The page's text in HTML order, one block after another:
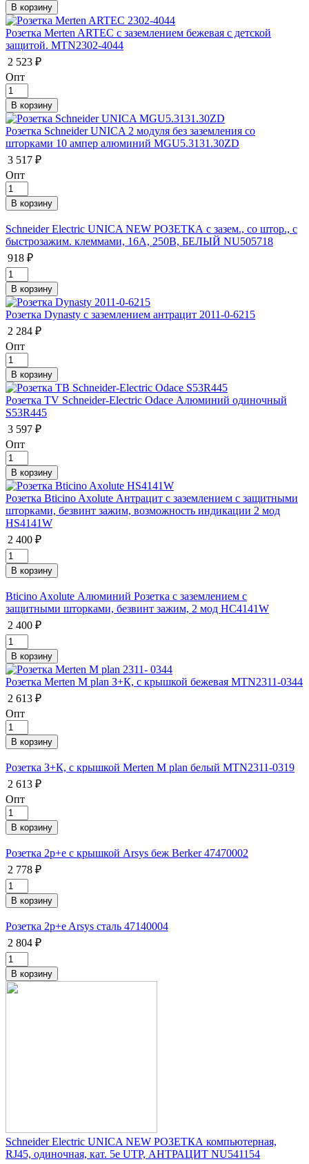
Розетка Merten ARTEС с заземлением бежевая с детской
защитой. MTN2302-4044
2 523 ₽
Опт
Розетка Schneider UNICA 2 модуля без заземления со
шторками 10 ампер алюминий MGU5.3131.30ZD
3 517 ₽
Опт
Schneider Electric UNICA NEW РОЗЕТКА с зазем., со штор., с
быстрозажим. клеммами, 16А, 250В, БЕЛЫЙ NU505718
918 ₽
Розетка Dynasty с заземлением антрацит 2011-0-6215
2 284 ₽
Опт
Розетка TV Schneider-Electric Odace Алюминий одиночный
S53R445
3 597 ₽
Опт
Розетка Bticino Axolute Антрацит с заземлением с защитными
шторками, безвинт зажим, возможность индикации 2 мод
HS4141W
2 400 ₽
Bticino Axolute Алюминий Розетка с заземлением с
защитными шторками, безвинт зажим, 2 мод HC4141W
2 400 ₽
Розетка Merten M plan З+К, с крышкой бежевая MTN2311-0344
2 613 ₽
Опт
Розетка З+К, с крышкой Merten M plan белый MTN2311-0319
2 613 ₽
Опт
Розетка 2p+e с крышкой Arsys беж Berker 47470002
2 778 ₽
Розетка 2p+e Arsys сталь 47140004
2 804 ₽
Schneider Electric UNICA NEW РОЗЕТКА компьютерная,
RJ45, одиночная, кат. 5е UTP, АНТРАЦИТ NU541154